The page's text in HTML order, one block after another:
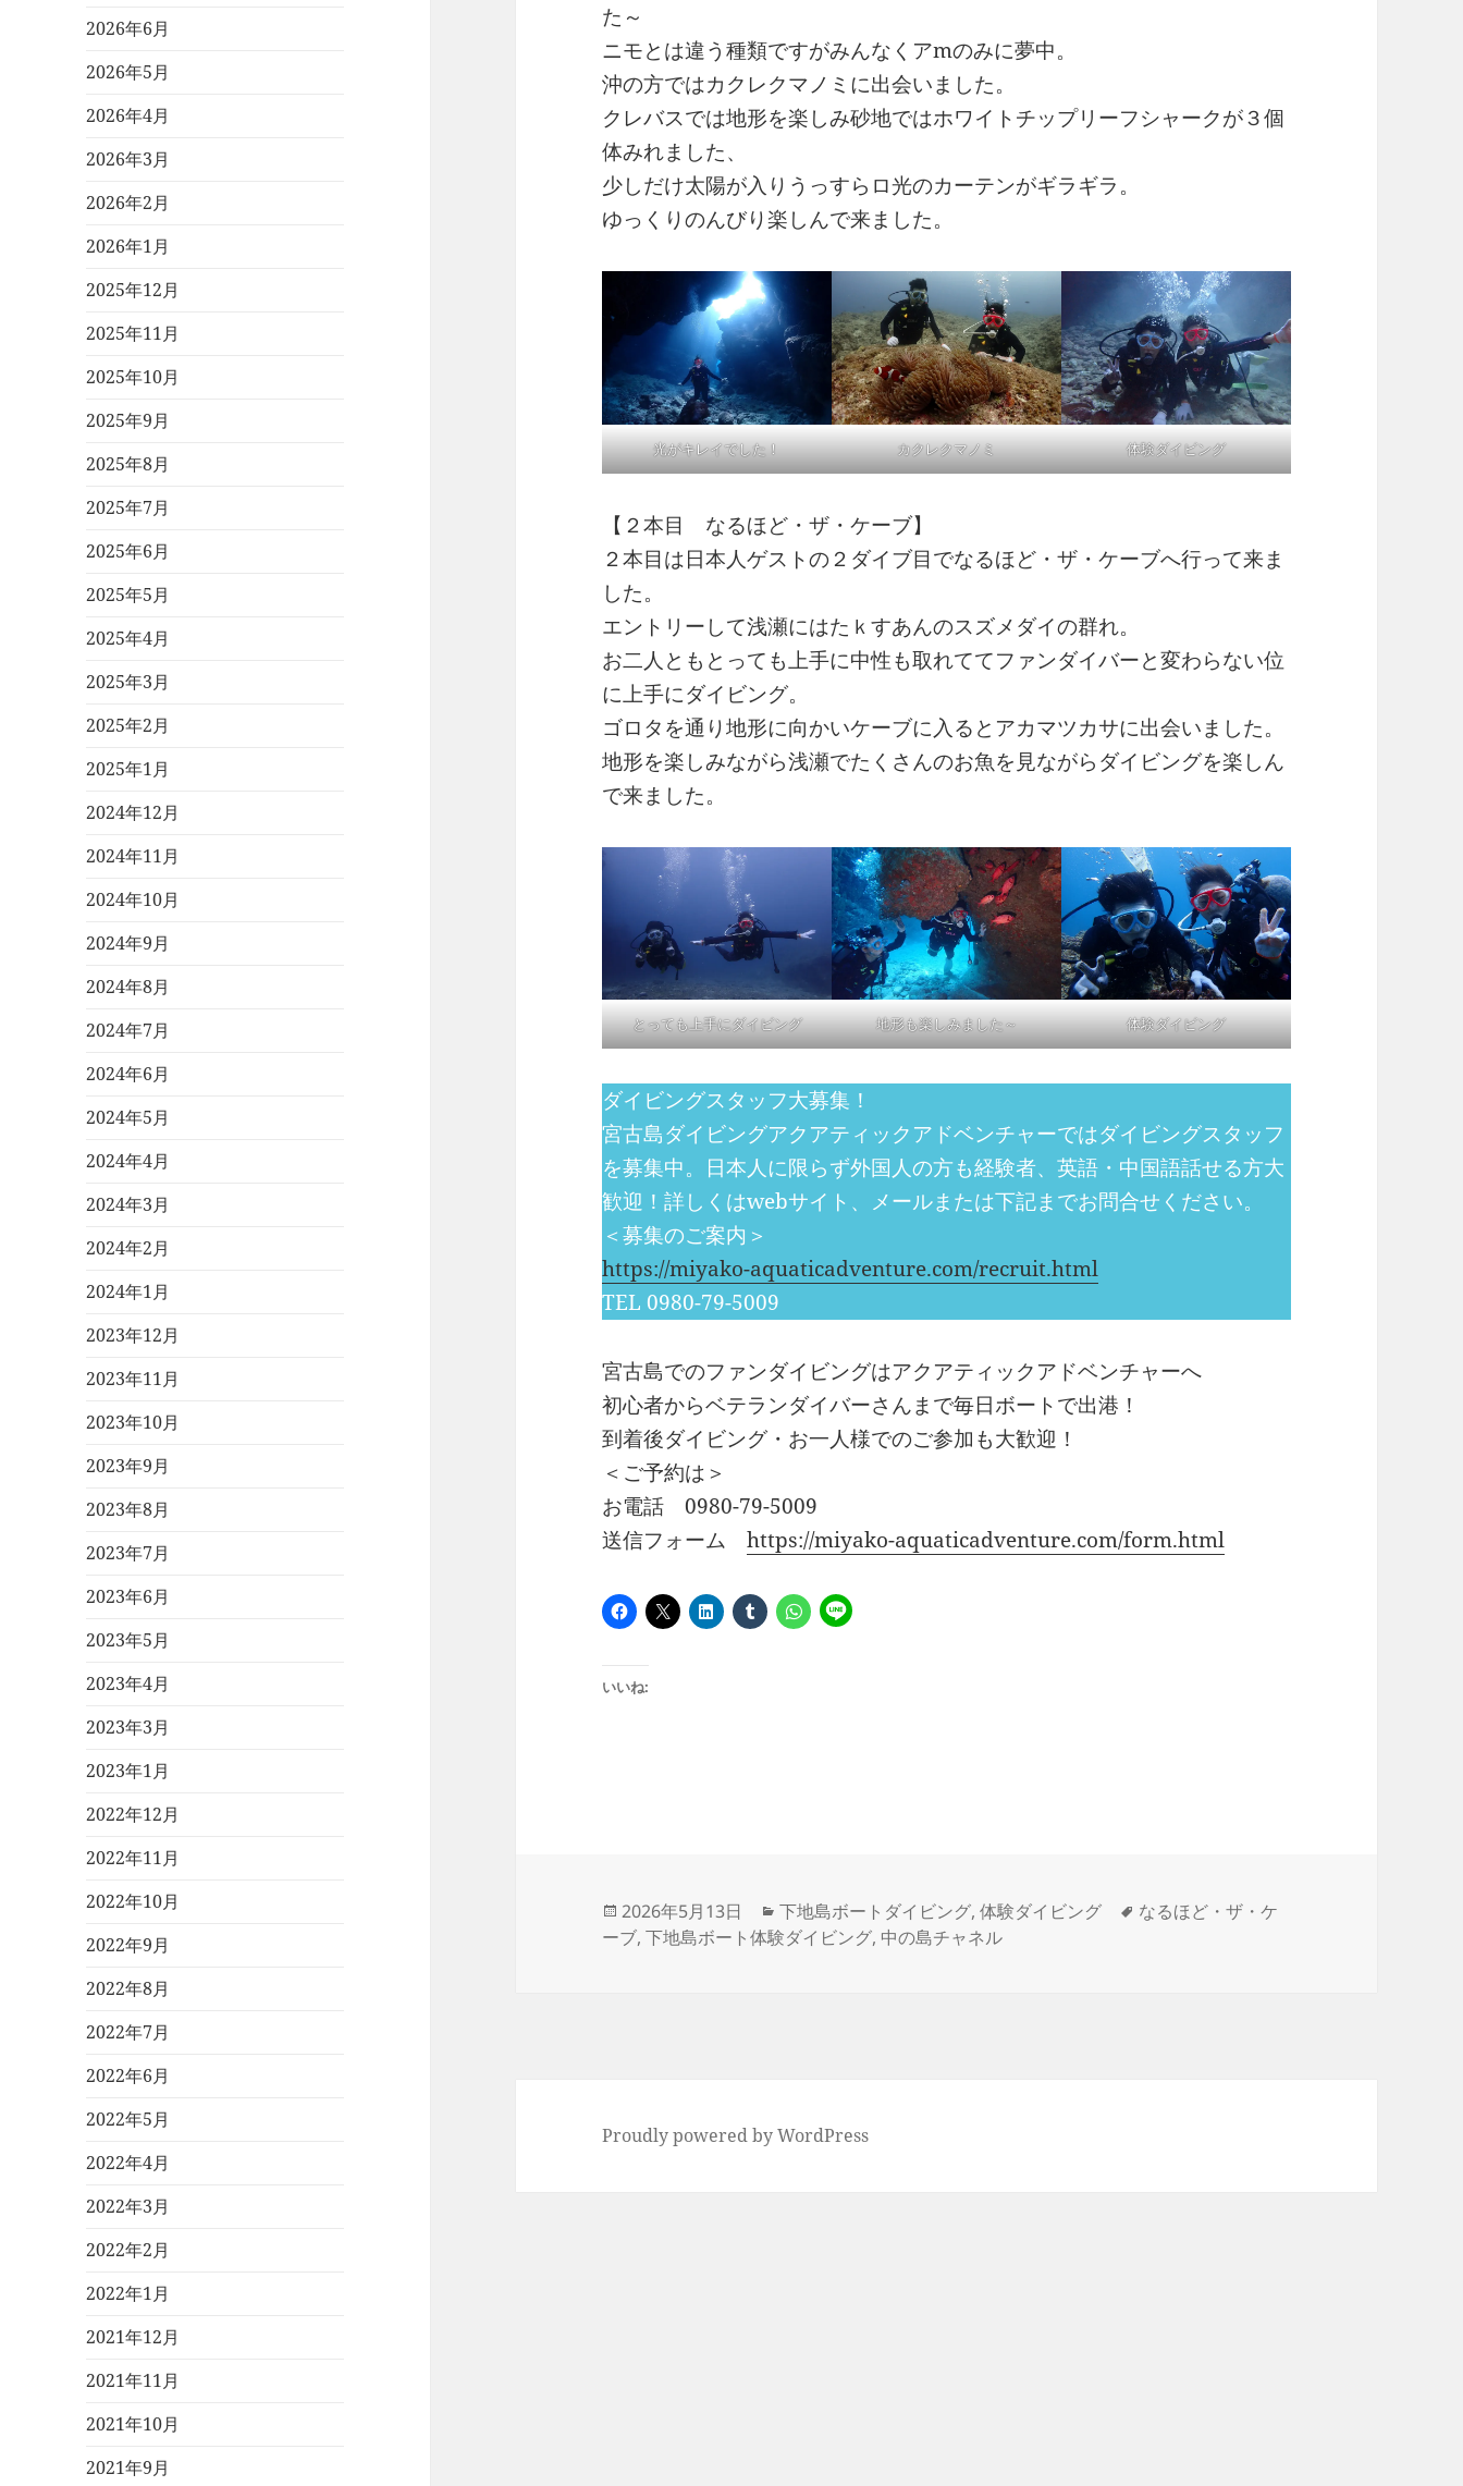
2026年6月
2026年5月
2026年4月
2026年3月
2026年2月
2026年1月
2025年12月
2025年11月
2025年10月
2025年9月
2025年8月
2025年7月
2025年6月
2025年5月
2025年4月
2025年3月
2025年2月
2025年1月
2024年12月
2024年11月
2024年10月
2024年9月
2024年8月
2024年7月
2024年6月
2024年5月
2024年4月
2024年3月
2024年2月
2024年1月
2023年12月
2023年11月
2023年10月
2023年9月
2023年8月
2023年7月
2023年6月
2023年5月
2023年4月
2023年3月
2023年1月
2022年12月
2022年11月
2022年10月
2022年9月
2022年8月
2022年7月
2022年6月
2022年5月
2022年4月
2022年3月
2022年2月
2022年1月
2021年12月
2021年11月
2021年10月
2021年9月
た～
ニモとは違う種類ですがみんなくアmのみに夢中。
沖の方ではカクレクマノミに出会いました。
クレバスでは地形を楽しみ砂地ではホワイトチップリーフシャークが３個
体みれました、
少しだけ太陽が入りうっすらロ光のカーテンがギラギラ。
ゆっくりのんびり楽しんで来ました。
光がキレイでした！ カクレクマノミ 体験ダイビング
【２本目 なるほど・ザ・ケーブ】
２本目は日本人ゲストの２ダイブ目でなるほど・ザ・ケーブへ行って来ま
した。
エントリーして浅瀬にはたｋすあんのスズメダイの群れ。
お二人ともとっても上手に中性も取れててファンダイバーと変わらない位
に上手にダイビング。
ゴロタを通り地形に向かいケーブに入るとアカマツカサに出会いました。
地形を楽しみながら浅瀬でたくさんのお魚を見ながらダイビングを楽しん
で来ました。
とっても上手にダイビング 地形も楽しみました～ 体験ダイビング
ダイビングスタッフ大募集！
宮古島ダイビングアクアティックアドベンチャーではダイビングスタッフ
を募集中。日本人に限らず外国人の方も経験者、英語・中国語話せる方大
歓迎！詳しくはwebサイト、メールまたは下記までお問合せください。
＜募集のご案内＞
https://miyako-aquaticadventure.com/recruit.html
TEL 0980-79-5009
宮古島でのファンダイビングはアクアティックアドベンチャーへ
初心者からベテランダイバーさんまで毎日ボートで出港！
到着後ダイビング・お一人様でのご参加も大歓迎！
＜ご予約は＞
お電話 0980-79-5009
送信フォームhttps://miyako-aquaticadventure.com/form.html
いいね:
投
稿
2026年5月13日
カ
テ
下地島ボートダイビング,体験ダイビング
タ
なるほど・ザ・ケ
ーブ,下地島ボート体験ダイビング, 中の島チャネル
Proudly powered by WordPress